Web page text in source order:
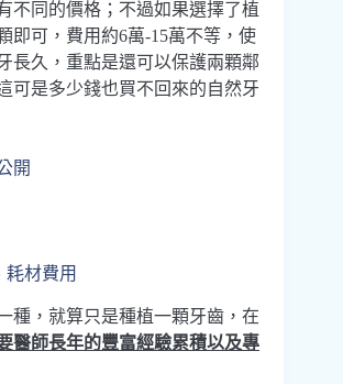
不同的價格；不過如果選擇了植
即可，費用約6萬-15萬不等，使
長久，重點是還可以保護兩顆鄰
可是多少錢也買不回來的自然牙
開
耗材費用
種，就算只是種植一顆牙齒，在
醫師長年的豐富經驗累積以及專